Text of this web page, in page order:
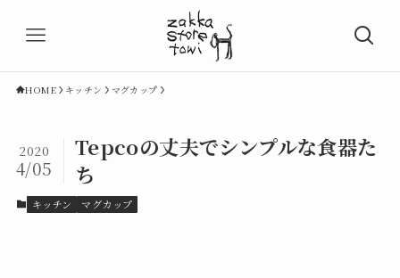
HOME キッチン マグカップ
Tepcoの丈夫でシンプルな食器た
ち
2020
4/05
キッチン マグカップ